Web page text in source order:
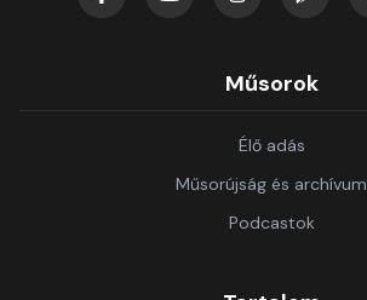
Műsorok
Élő adás
Műsorújság és archívum
Podcastok